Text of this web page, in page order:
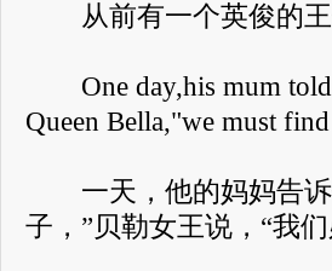
从前有一个英俊的王
One day,his mum told
Queen Bella,"we must
一天，他的妈妈告诉
子，”贝勒女王说，“我